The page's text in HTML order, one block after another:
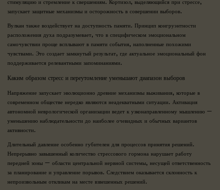
стимуляцию и стремление к свершениям. Кортизол, выделяющийся при стрессе,
запускает защитные механизмы и осторожность в совершении выборов.
Вулкан также воздействует на доступность памяти. Принцип конгруэнтности
расположения духа подразумевает, что в специфическом эмоциональном
самочувствии проще всплывают в памяти события, наполненные похожими
чувствами. Это создает замкнутый результат, где актуальное эмоциональный фон
поддерживается релевантными запоминаниями.
Каким образом стресс и переутомление уменьшают диапазон выборов
Напряжение запускает эволюционно древние механизмы выживания, которые в
современном обществе нередко являются неадекватными ситуации. Активация
автономной неврологической организации ведет к узконаправленному мышлению —
уменьшению наблюдательности до наиболее очевидных и обычных вариантов
активности.
Длительный давление особенно губителен для процессов принятия решений.
Непрерывно завышенный количество стрессового гормона нарушает работу
передней зоны — области центральной нервной системы, несущей ответственность
за планирование и управление порывов. Следствием оказывается склонность к
непроизвольным откликам на месте взвешенных решений.